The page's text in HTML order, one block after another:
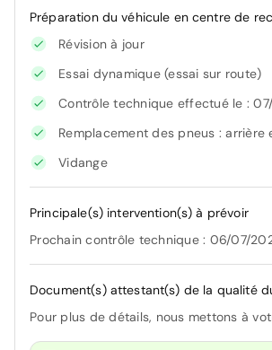
Préparation du véhicule en centre de
Révision à jour
Essai dynamique (essai sur route)
Contrôle technique effectué le :
Remplacement des pneus : arrière
Vidange
Principale(s) intervention(s) à prévoir
Prochain contrôle technique : 06/07/
Document(s) attestant(s) de la qualité
Pour plus de détails, nous mettons à